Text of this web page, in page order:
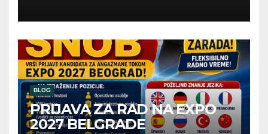
BLOG
PRIJAVA ZA RAD NA EXPO
2027 BELGRADE